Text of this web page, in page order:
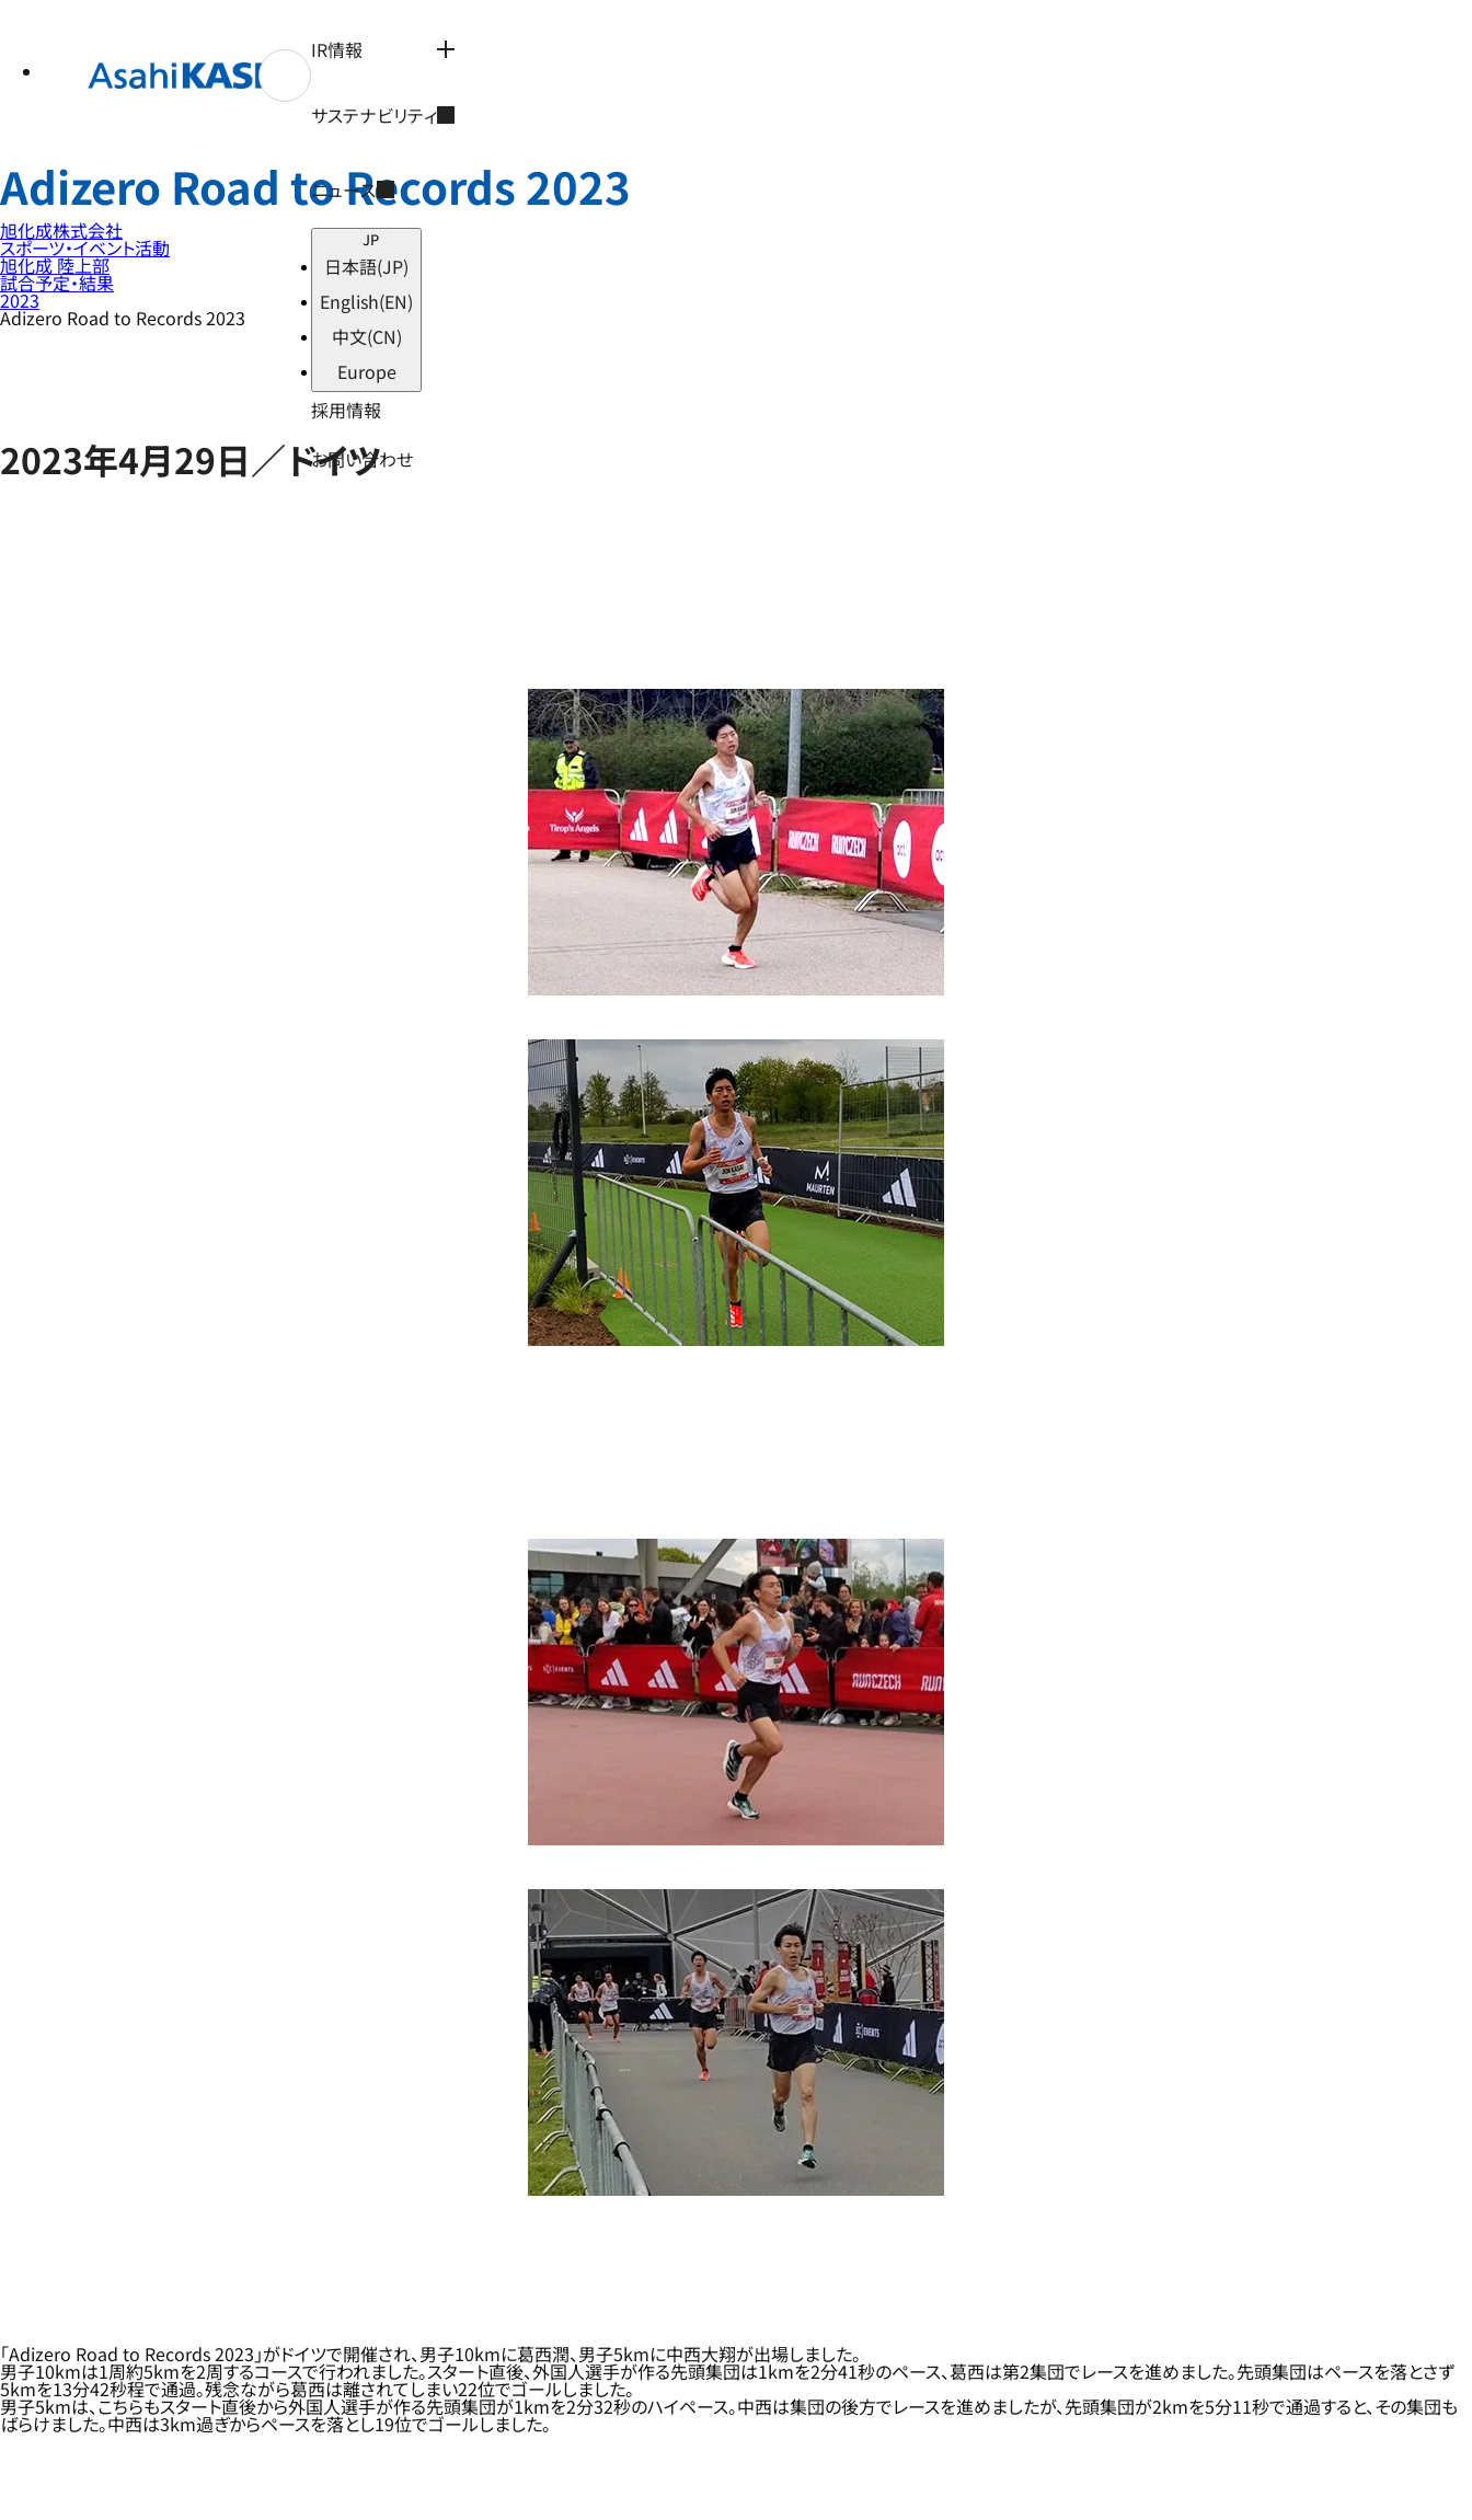
IR情報
サステナビリティ
ニュース
JP
日本語(JP)
English(EN)
中文(CN)
Europe
採用情報
お問い合わせ
Adizero Road to Records 2023
旭化成株式会社
スポーツ・イベント活動
旭化成 陸上部
試合予定・結果
2023
Adizero Road to Records 2023
2023年4月29日／ドイツ
「Adizero Road to Records 2023」がドイツで開催され、男子10kmに葛西潤、男子5kmに中西大翔が出場しました。
男子10kmは1周約5kmを2周するコースで行われました。スタート直後、外国人選手が作る先頭集団は1kmを2分41秒のペース、葛西は第2集団でレースを進めました。先頭集団はペースを落とさず
5kmを13分42秒程で通過。残念ながら葛西は離されてしまい22位でゴールしました。
男子5kmは、こちらもスタート直後から外国人選手が作る先頭集団が1kmを2分32秒のハイペース。中西は集団の後方でレースを進めましたが、先頭集団が2kmを5分11秒で通過すると、その集団も
ばらけました。中西は3km過ぎからペースを落とし19位でゴールしました。